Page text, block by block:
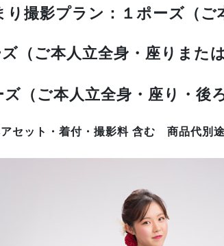
撮影プラン： １ポーズ（ご
ズ（ご本人立全身・座りまた
（ご本人立全身・座り・後
セット・着付・ 撮影料 含む 商品代別途